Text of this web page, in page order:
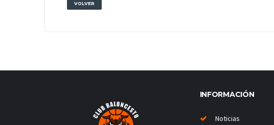
VOLVER
INFORMACIÓN
Noticias